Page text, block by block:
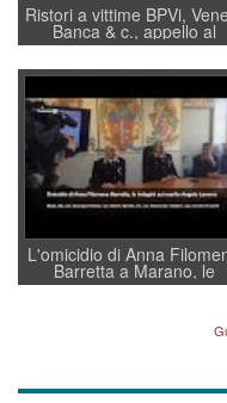
Ristori a vittime BPVi,
Banca & c., appello al
sottosegretario Alessio
Villarosa: per mettere
convochi con Di Maio
a supporto della cabina
regia al Mef
L'omicidio di Anna
Barretta a Marano, le
indagini dei carabinieri di
Lavarra: più avvincenti di
quelle di... Barbara